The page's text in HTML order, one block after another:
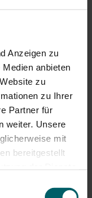
Anzeigen zu
anbieten
zu
zu Ihrer
Partner für
weiter. Unsere
mit
bereitgestellt
nutzen.
sind
versicherten
und Raub
(wenn